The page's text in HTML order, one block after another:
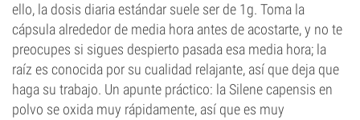
ello, la dosis diaria estándar suele ser de 1g. Toma la
cápsula alrededor de media hora antes de acostarte, y no te
preocupes si sigues despierto pasada esa media hora; la
raíz es conocida por su cualidad relajante, así que deja que
haga su trabajo. Un apunte práctico: la Silene capensis en
polvo se oxida muy rápidamente, así que es muy